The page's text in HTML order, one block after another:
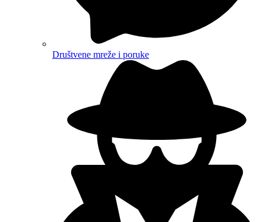
Društvene mreže i poruke